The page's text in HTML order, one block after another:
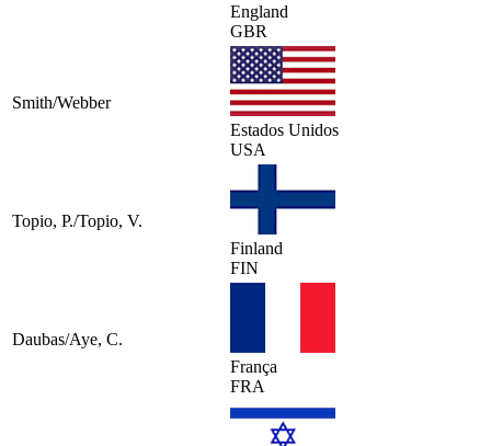
England
GBR
Smith/Webber
Estados Unidos
USA
Topio, P./Topio, V.
Finland
FIN
Daubas/Aye, C.
França
FRA